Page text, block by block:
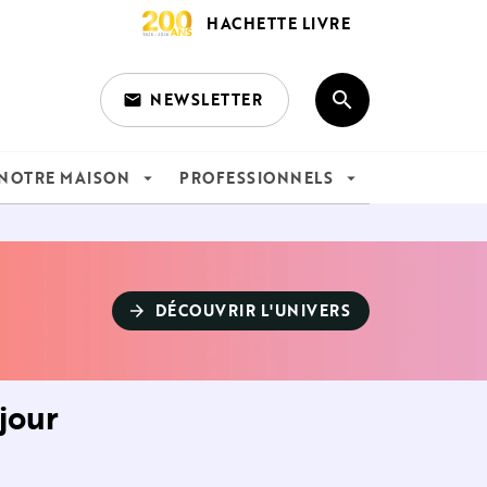
HACHETTE LIVRE
email NEWSLETTER search
MAISON arrow_drop_down PROFESSIONNELS arrow_drop_down
arrow_forward DÉCOUVRIR L'UNIVERS